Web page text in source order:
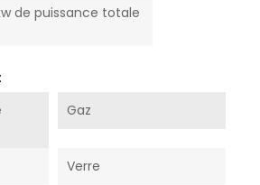
de puissance totale
Gaz
Verre